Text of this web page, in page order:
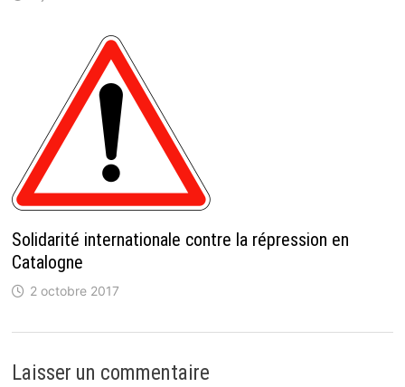
Solidarité internationale contre la répression en
Catalogne
2 octobre 2017
Laisser un commentaire